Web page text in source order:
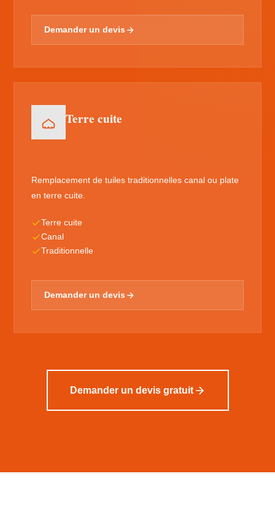
Demander un devis
Terre cuite
Remplacement de tuiles traditionnelles canal ou plate
en terre cuite.
Terre cuite
Canal
Traditionnelle
Demander un devis
Demander un devis gratuit